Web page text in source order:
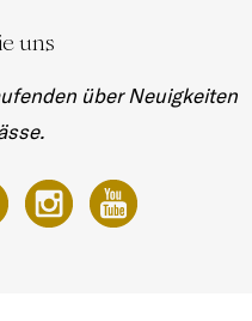
uns
über Neuigkeiten